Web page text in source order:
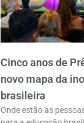
Cinco anos de
novo mapa da
brasileira
Onde estão as